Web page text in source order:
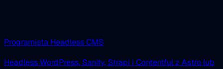
Programista Headless CMS
Headless WordPress, Sanity, Strapi i Contentful z Astro lub